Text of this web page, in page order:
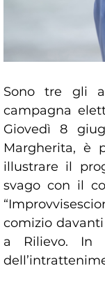
Sono tre gli
campagna
Giovedì 8
Margherita, è
illustrare il
svago con il
comizio
a Rilievo. In